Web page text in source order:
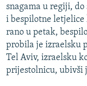
snagama u regiji,
i bespilotne letjelice
rano u petak,
probila je izraelsku
Tel Aviv, izraelsku
prijestolnicu, ubivši